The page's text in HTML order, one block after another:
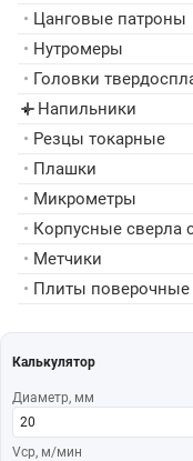
• Цанговые патроны
• Нутромеры
• Головки
▸ Напильники
• Резцы токарные
• Плашки
• Микрометры
• Корпусные сверла
• Метчики
• Плиты поверочные
Калькулятор
Диаметр, мм
Vср, м/мин